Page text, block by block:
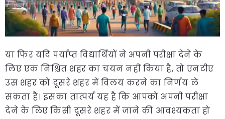
या फिर यदि पर्याप्त विद्यार्थियों ने अपनी परीक्षा देने के
लिए एक निश्चित शहर का चयन नहीं किया है, तो एनटीए
उस शहर को दूसरे शहर में विलय करने का निर्णय ले
सकता है। इसका तात्पर्य यह है कि आपको अपनी परीक्षा
देने के लिए किसी दूसरे शहर में जाने की आवश्यकता हो